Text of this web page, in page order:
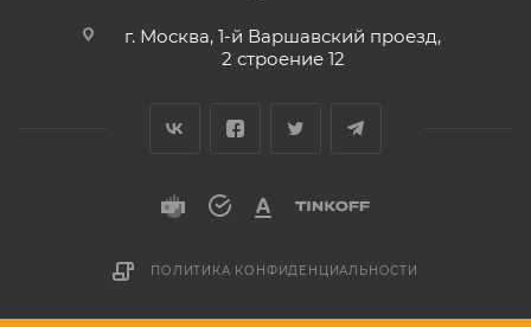
г. Москва, 1-й Варшавский проезд,
2 строение 12
ПОЛИТИКА КОНФИДЕНЦИАЛЬНОСТИ